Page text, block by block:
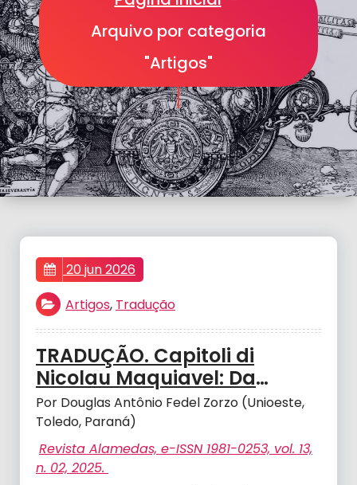
Arquivo por categoria
"Artigos"
20 jun 2026
Artigos, Tradução
TRADUÇÃO. Capitoli di
Nicolau Maquiavel: Da
fortuna, Da Ingratidão e Da
Ambição.
Por Douglas Antônio Fedel Zorzo (Unioeste,
Toledo, Paraná)
Revista Alamedas, e-ISSN 1981-0253, vol. 13,
n. 02, 2025.